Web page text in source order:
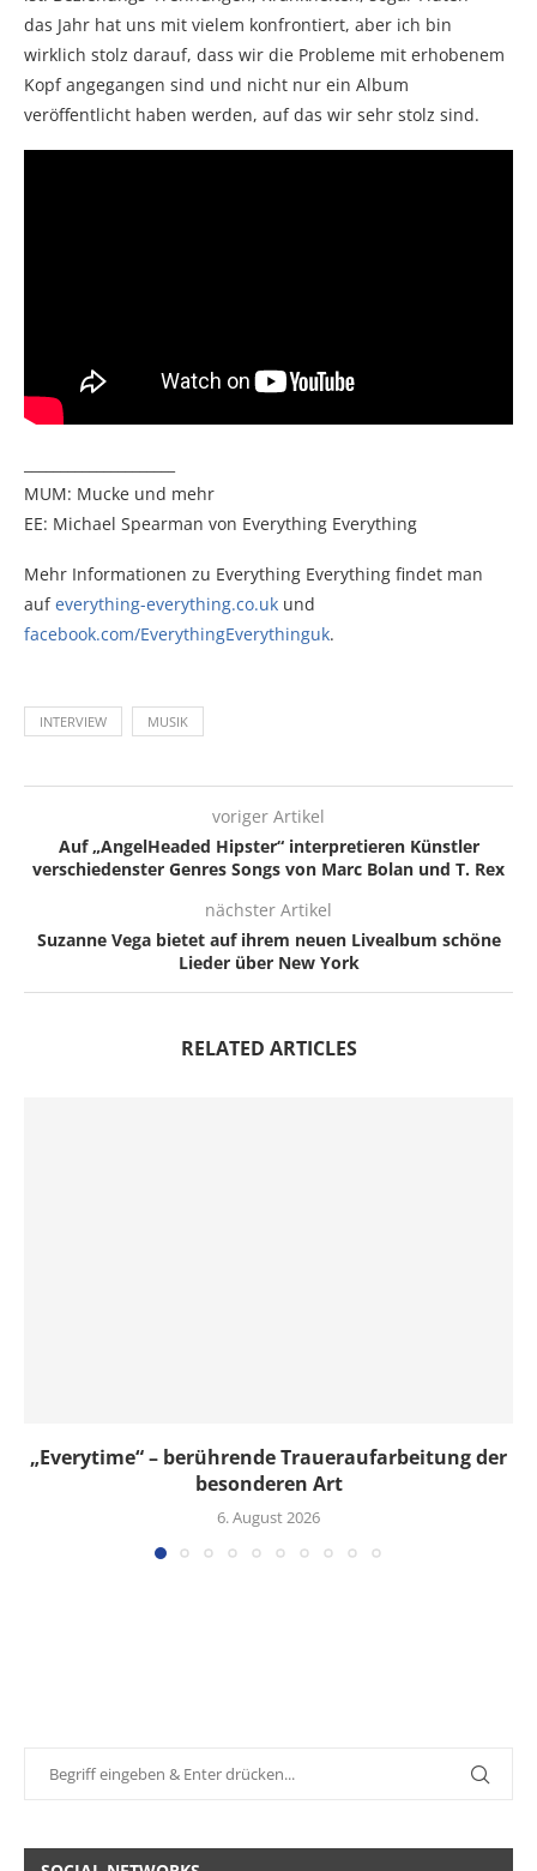
das Jahr hat uns mit vielem konfrontiert, aber ich bin
wirklich stolz darauf, dass wir die Probleme mit erhobenem
Kopf angegangen sind und nicht nur ein Album
veröffentlicht haben werden, auf das wir sehr stolz sind.
MUM: Mucke und mehr
EE: Michael Spearman von Everything Everything
Mehr Informationen zu Everything Everything findet man
aufeverything-everything.co.uk und
facebook.com/EverythingEverythinguk.
INTERVIEW MUSIK
voriger Artikel
Auf „AngelHeaded Hipster“ interpretieren Künstler
verschiedenster Genres Songs von Marc Bolan und T. Rex
nächster Artikel
Suzanne Vega bietet auf ihrem neuen Livealbum schöne
Lieder über New York
RELATED ARTICLES
„Everytime“ – berührende Traueraufarbeitung der
besonderen Art
6. August 2026